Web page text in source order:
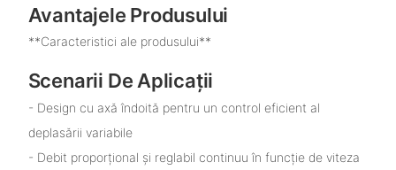
Avantajele Produsului
**Caracteristici ale produsului**
Scenarii De Aplicații
- Design cu axă îndoită pentru un control eficient al
deplasării variabile
- Debit proporțional și reglabil continuu în funcție de viteza